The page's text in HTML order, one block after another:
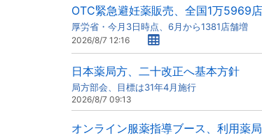
OTC緊急避妊薬販売、全国1万5969
厚労省・今月3日時点、6月から1381店舗増
2026/8/7 12:16
日本薬局方、二十改正へ基本方針
局方部会、目標は31年4月施行
2026/8/7 09:13
オンライン服薬指導ブース、利用薬